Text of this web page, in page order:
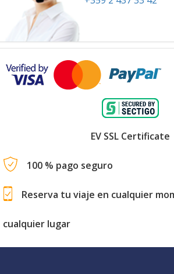
EV SSL Certificate
100 % pago seguro
Reserva tu viaje en cualquier
cualquier lugar